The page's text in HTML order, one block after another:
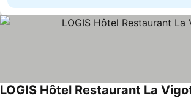
LOGIS Hôtel Restaurant La